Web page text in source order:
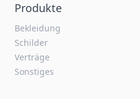
Produkte
Bekleidung
Schilder
Verträge
Sonstiges